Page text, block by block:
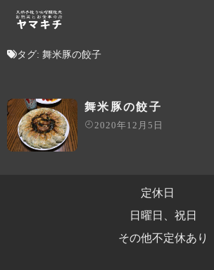
タグ: 舞米豚の餃子
舞米豚の餃子
2020年12月5日
定休日
日曜日、祝日
その他不定休あり